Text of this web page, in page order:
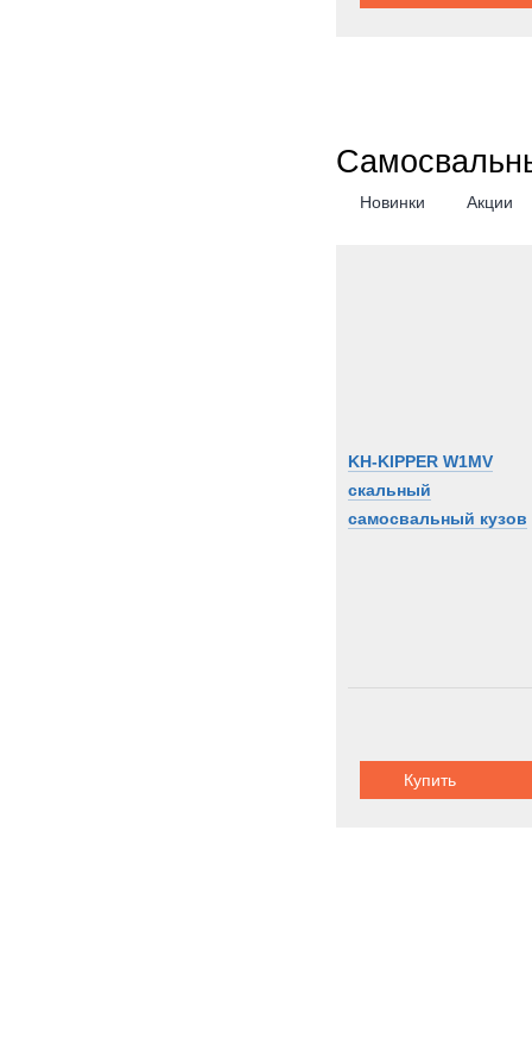
Новинки Акции
KH-KIPPER W1MV
скальный
самосвальный кузов
Купить